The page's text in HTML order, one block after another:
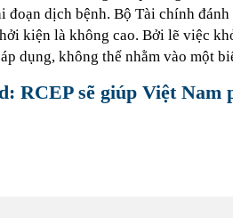
đoạn dịch bệnh. Bộ Tài chính
kiện là không cao. Bởi lẽ việc
dụng, không thể nhằm vào một
RCEP sẽ giúp Việt Nam